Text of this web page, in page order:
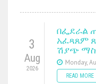
3
Aug
2026
በፌደራል
አፈጻጸም
ሽያጭ
Monday,
READ MORE